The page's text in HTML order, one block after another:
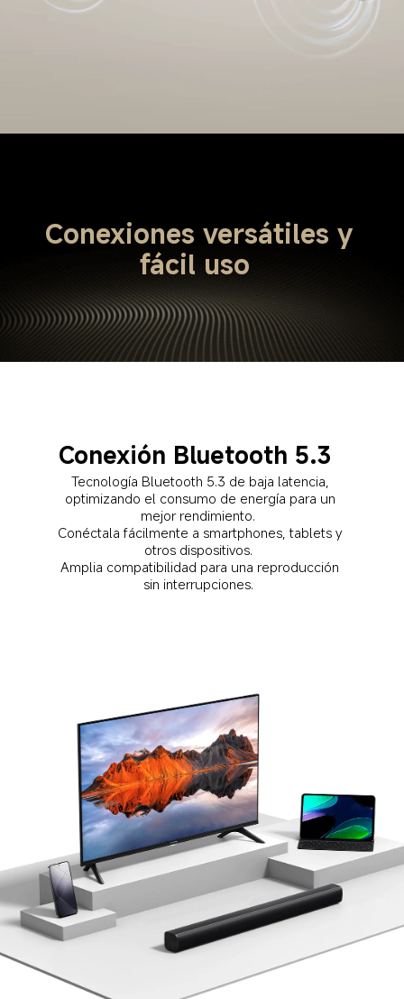
Conexiones versátiles y
fácil uso
Conexión Bluetooth 5.3
Tecnología Bluetooth 5.3 de baja latencia,
optimizando el consumo de energía para un
mejor rendimiento.
Conéctala fácilmente a smartphones, tablets y
otros dispositivos.
Amplia compatibilidad para una reproducción
sin interrupciones.